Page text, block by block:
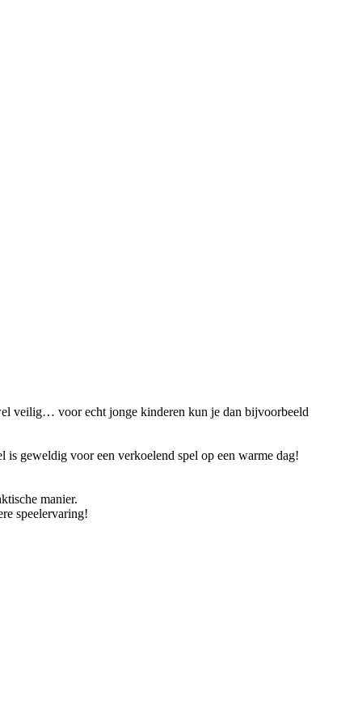
veilig… voor echt jonge kinderen kun je dan bijvoorbeeld
geweldig voor een verkoelend spel op een warme dag!
manier.
speelervaring!